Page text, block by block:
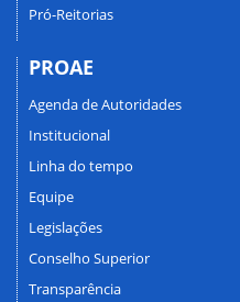
Pró-Reitorias
PROAE
Agenda de Autoridades
Institucional
Linha do tempo
Equipe
Legislações
Conselho Superior
Transparência